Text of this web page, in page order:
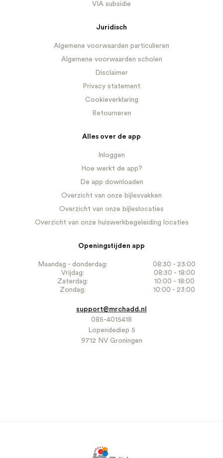
VIA subsidie
Juridisch
Algemene voorwaarden particulieren
Algemene voorwaarden scholen
Disclaimer
Privacy statement
Cookieverklaring
Retourneren
Alles over de app
Inloggen
Hoe werkt de app?
De app downloaden
Overzicht van onze bijlesvakken
Overzicht van onze bijleslocaties
Overzicht van onze huiswerkbegeleiding locaties
Openingstijden app
Maandag - donderdag:
08:30 - 23:00
Vrijdag:
08:30 - 18:00
Zaterdag:
10:00 - 18:00
Zondag:
10:00 - 23:00
support@mrchadd.nl
085-4015418
Lopendediep 5
9712 NV Groningen